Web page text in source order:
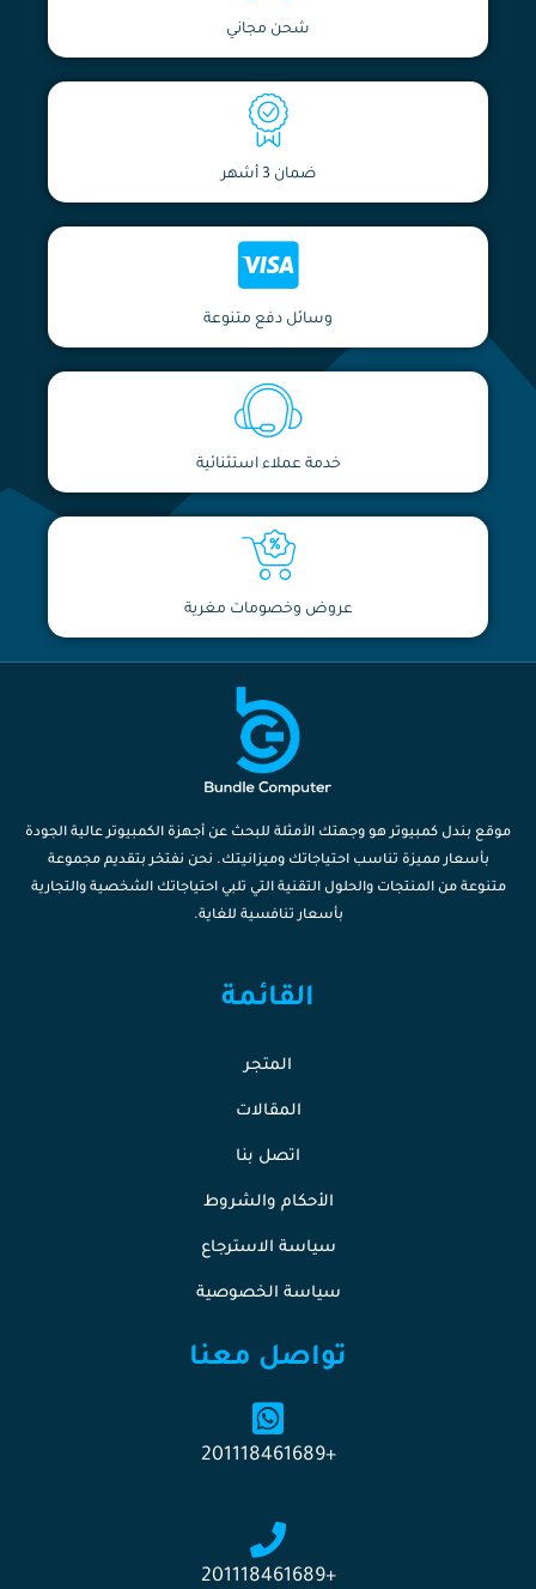
شحن مجاني
ضمان 3 أشهر
وسائل دفع متنوعة
خدمة عملاء استثنائية
عروض وخصومات مغرية
موقع بندل كمبيوتر هو وجهتك الأمثلة للبحث عن أجهزة الكمبيوتر عالية الجودة
بأسعار مميزة تناسب احتياجاتك وميزانيتك. نحن نفتخر بتقديم مجموعة
متنوعة من المنتجات والحلول التقنية التي تلبي احتياجاتك الشخصية والتجارية
بأسعار تنافسية للغاية.
القائمة
المتجر
المقالات
اتصل بنا
الأحكام والشروط
سياسة الاسترجاع
سياسة الخصوصية
تواصل معنا
+201118461689
+201118461689